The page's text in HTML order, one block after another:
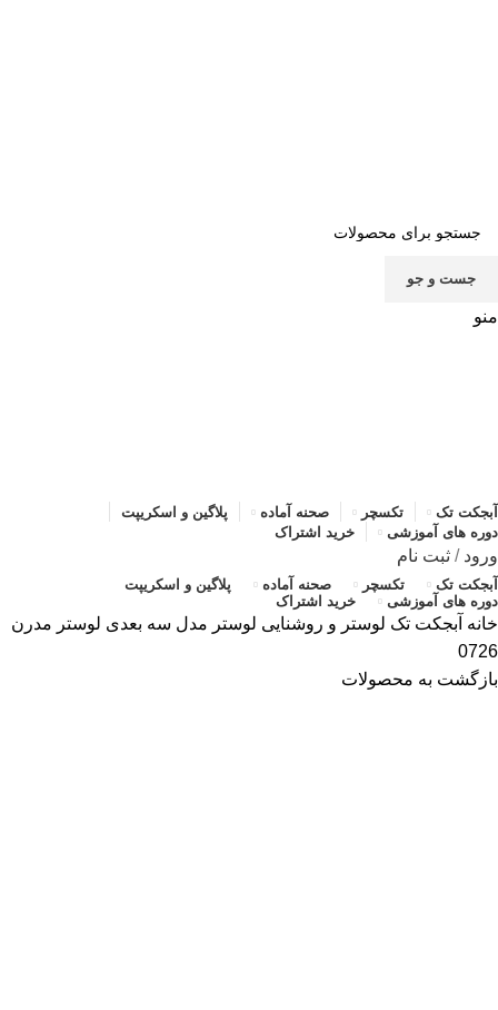
جست و جو
منو
آبجکت تک تکسچر صحنه آماده
پلاگین و اسکریپت
دوره های آموزشی
خرید اشتراک
ورود / ثبت نام
آبجکت تک تکسچر صحنه آماده
پلاگین و اسکریپت
دوره های آموزشی
خرید اشتراک
خانه آبجکت تک لوستر و روشنایی لوستر مدل سه بعدی لوستر مدرن
0726
بازگشت به محصولات